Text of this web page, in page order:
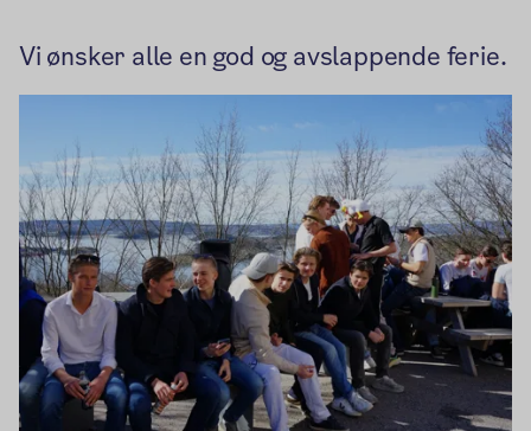
Vi ønsker alle en god og avslappende ferie.